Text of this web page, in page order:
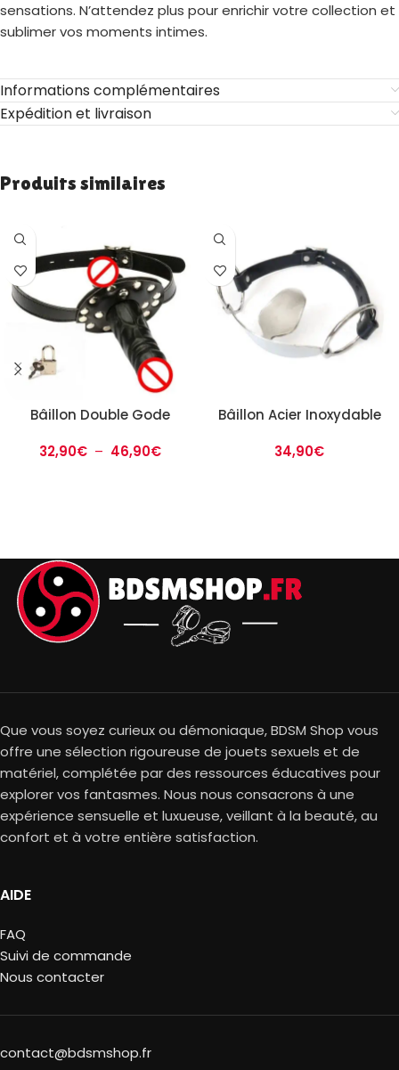
sensations. N’attendez plus pour enrichir votre collection et
sublimer vos moments intimes.
Informations complémentaires
Expédition et livraison
Produits similaires
Bâillon Double Gode
32,90€ – 46,90€
Bâillon Acier Inoxydable
34,90€
Que vous soyez curieux ou démoniaque, BDSM Shop vous
offre une sélection rigoureuse de jouets sexuels et de
matériel, complétée par des ressources éducatives pour
explorer vos fantasmes. Nous nous consacrons à une
expérience sensuelle et luxueuse, veillant à la beauté, au
confort et à votre entière satisfaction.
AIDE
FAQ
Suivi de commande
Nous contacter
contact@bdsmshop.fr